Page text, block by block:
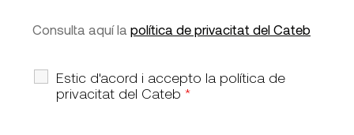
Consulta aquí la política de privacitat del Cateb
Estic d'acord i accepto la política de
privacitat del Cateb *